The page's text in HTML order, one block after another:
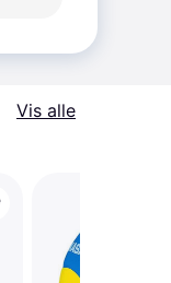
Vis alle